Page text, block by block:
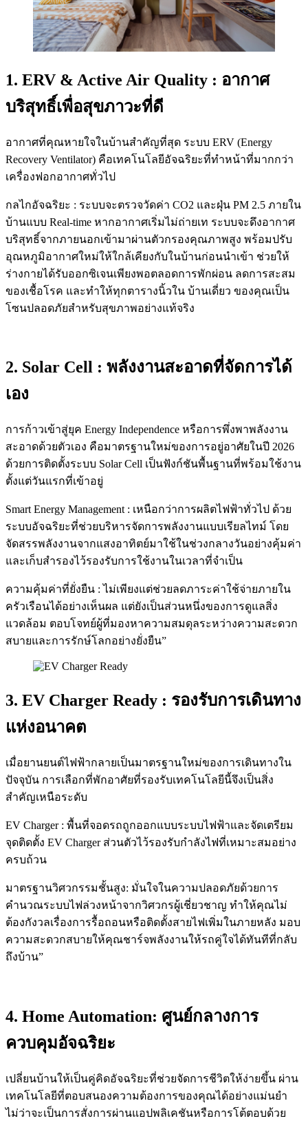
1. ERV & Active Air Quality : อากาศ
บริสุทธิ์เพื่อสุขภาวะที่ดี
อากาศที่คุณหายใจในบ้านสำคัญที่สุด ระบบ ERV (Energy
Recovery Ventilator) คือเทคโนโลยีอัจฉริยะที่ทำหน้าที่มากกว่า
เครื่องฟอกอากาศทั่วไป
กลไกอัจฉริยะ : ระบบจะตรวจวัดค่า CO2 และฝุ่น PM 2.5 ภายใน
บ้านแบบ Real-time หากอากาศเริ่มไม่ถ่ายเท ระบบจะดึงอากาศ
บริสุทธิ์จากภายนอกเข้ามาผ่านตัวกรองคุณภาพสูง พร้อมปรับ
อุณหภูมิอากาศใหม่ให้ใกล้เคียงกับในบ้านก่อนนำเข้า ช่วยให้
ร่างกายได้รับออกซิเจนเพียงพอตลอดการพักผ่อน ลดการสะสม
ของเชื้อโรค และทำให้ทุกตารางนิ้วใน บ้านเดี่ยว ของคุณเป็น
โซนปลอดภัยสำหรับสุขภาพอย่างแท้จริง
2. Solar Cell : พลังงานสะอาดที่จัดการได้
เอง
การก้าวเข้าสู่ยุค Energy Independence หรือการพึ่งพาพลังงาน
สะอาดด้วยตัวเอง คือมาตรฐานใหม่ของการอยู่อาศัยในปี 2026
ด้วยการติดตั้งระบบ Solar Cell เป็นฟังก์ชันพื้นฐานที่พร้อมใช้งาน
ตั้งแต่วันแรกที่เข้าอยู่
Smart Energy Management : เหนือกว่าการผลิตไฟฟ้าทั่วไป ด้วย
ระบบอัจฉริยะที่ช่วยบริหารจัดการพลังงานแบบเรียลไทม์ โดย
จัดสรรพลังงานจากแสงอาทิตย์มาใช้ในช่วงกลางวันอย่างคุ้มค่า
และเก็บสำรองไว้รองรับการใช้งานในเวลาที่จำเป็น
ความคุ้มค่าที่ยั่งยืน : ไม่เพียงแต่ช่วยลดภาระค่าใช้จ่ายภายใน
ครัวเรือนได้อย่างเห็นผล แต่ยังเป็นส่วนหนึ่งของการดูแลสิ่ง
แวดล้อม ตอบโจทย์ผู้ที่มองหาความสมดุลระหว่างความสะดวก
สบายและการรักษ์โลกอย่างยั่งยืน”
3. EV Charger Ready : รองรับการเดินทาง
แห่งอนาคต
เมื่อยานยนต์ไฟฟ้ากลายเป็นมาตรฐานใหม่ของการเดินทางใน
ปัจจุบัน การเลือกที่พักอาศัยที่รองรับเทคโนโลยีนี้จึงเป็นสิ่ง
สำคัญเหนือระดับ
EV Charger : พื้นที่จอดรถถูกออกแบบระบบไฟฟ้าและจัดเตรียม
จุดติดตั้ง EV Charger ส่วนตัวไว้รองรับกำลังไฟที่เหมาะสมอย่าง
ครบถ้วน
มาตรฐานวิศวกรรมชั้นสูง: มั่นใจในความปลอดภัยด้วยการ
คำนวณระบบไฟล่วงหน้าจากวิศวกรผู้เชี่ยวชาญ ทำให้คุณไม่
ต้องกังวลเรื่องการรื้อถอนหรือติดตั้งสายไฟเพิ่มในภายหลัง มอบ
ความสะดวกสบายให้คุณชาร์จพลังงานให้รถคู่ใจได้ทันทีที่กลับ
ถึงบ้าน”
4. Home Automation: ศูนย์กลางการ
ควบคุมอัจฉริยะ
เปลี่ยนบ้านให้เป็นคู่คิดอัจฉริยะที่ช่วยจัดการชีวิตให้ง่ายขึ้น ผ่าน
เทคโนโลยีที่ตอบสนองความต้องการของคุณได้อย่างแม่นยำ
ไม่ว่าจะเป็นการสั่งการผ่านแอปพลิเคชันหรือการโต้ตอบด้วย